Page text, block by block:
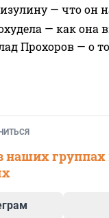
— что он
— как она
Прохоров — о
наших